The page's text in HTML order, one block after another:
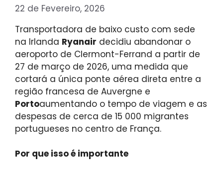
22 de Fevereiro, 2026
Transportadora de baixo custo com sede
na Irlanda Ryanair decidiu abandonar o
aeroporto de Clermont-Ferrand a partir de
27 de março de 2026, uma medida que
cortará a única ponte aérea direta entre a
região francesa de Auvergne e
Portoaumentando o tempo de viagem e as
despesas de cerca de 15 000 migrantes
portugueses no centro de França.
Por que isso é importante